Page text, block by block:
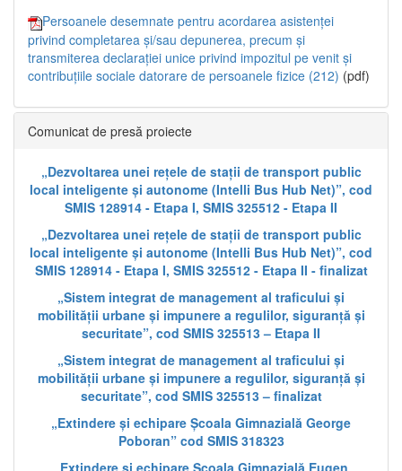
Persoanele desemnate pentru acordarea asistenței
privind completarea și/sau depunerea, precum și
transmiterea declarației unice privind impozitul pe venit și
contribuțiile sociale datorare de persoanele fizice (212) (pdf)
Comunicat de presă proiecte
„Dezvoltarea unei rețele de stații de transport public
local inteligente și autonome (Intelli Bus Hub Net)”, cod
SMIS 128914 - Etapa I, SMIS 325512 - Etapa II
„Dezvoltarea unei rețele de stații de transport public
local inteligente și autonome (Intelli Bus Hub Net)”, cod
SMIS 128914 - Etapa I, SMIS 325512 - Etapa II - finalizat
„Sistem integrat de management al traficului și
mobilității urbane și impunere a regulilor, siguranță și
securitate”, cod SMIS 325513 – Etapa II
„Sistem integrat de management al traficului și
mobilității urbane și impunere a regulilor, siguranță și
securitate”, cod SMIS 325513 – finalizat
„Extindere și echipare Școala Gimnazială George
Poboran” cod SMIS 318323
„Extindere și echipare Școala Gimnazială Eugen